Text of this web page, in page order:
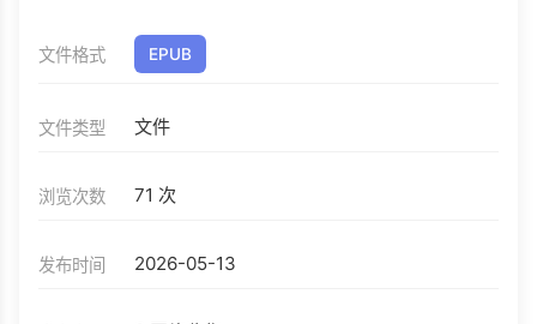
文件格式 EPUB
文件类型 文件
浏览次数 71 次
发布时间 2026-05-13